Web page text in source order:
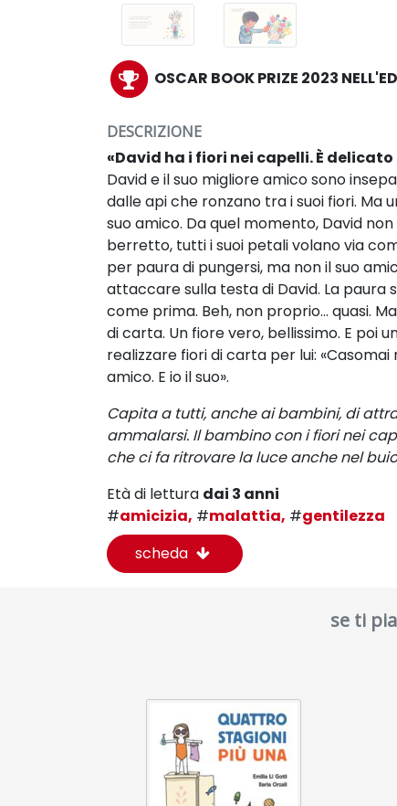
OSCAR BOOK PRIZE 2023
DESCRIZIONE
«David ha i fiori nei capelli. È
David e il suo migliore amico sono
dalle api che ronzano tra i suoi fiori. Ma
suo amico. Da quel momento, David
berretto, tutti i suoi petali volano via
per paura di pungersi, ma non il suo
attaccare sulla testa di David. La
come prima. Beh, non proprio… quasi.
di carta. Un fiore vero, bellissimo. E poi
realizzare fiori di carta per lui:
amico. E io il suo».
Capita a tutti, anche ai bambini, di
ammalarsi. Il bambino con i fiori nei
che ci fa ritrovare la luce anche nel
Età di lettura dai 3 anni
#amicizia, #malattia, #gentilezza
scheda
se ti